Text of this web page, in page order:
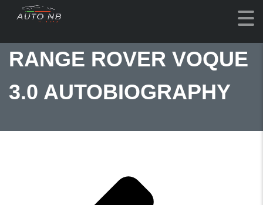
RANGE ROVER VOQUE
3.0 AUTOBIOGRAPHY